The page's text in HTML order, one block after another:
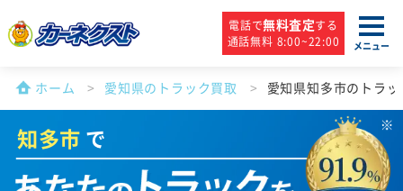
電話で無料査定する
通話無料 8:00~22:00
メニュー
ホーム 愛知県のトラック買取 愛知県知多市のトラ
知多市 で